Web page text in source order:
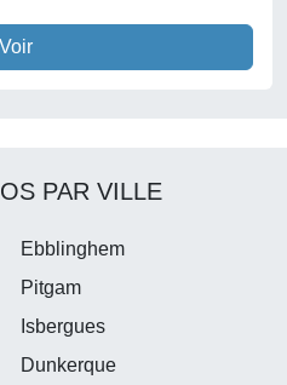
Voir
PAR VILLE
Ebblinghem
Pitgam
Isbergues
Dunkerque